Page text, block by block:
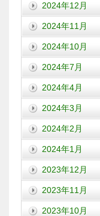
2024年12月
2024年11月
2024年10月
2024年7月
2024年4月
2024年3月
2024年2月
2024年1月
2023年12月
2023年11月
2023年10月